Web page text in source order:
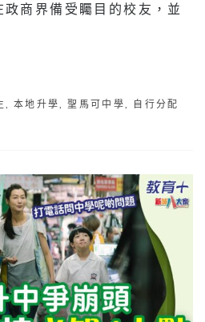
商界備受矚目的校友，並
, 本地升學,聖馬可中學,
自行分配